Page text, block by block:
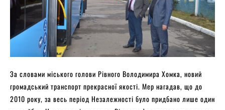
За словами міського голови Рівного Володимира Хомка, новий
громадський транспорт прекрасної якості. Мер нагадав, що до
2010 року, за весь період Незалежності було придбано лише один